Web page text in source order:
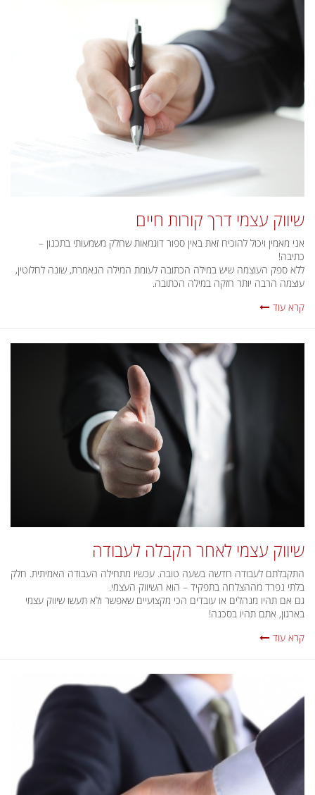
שיווק עצמי דרך קורות חיים
אני מאמין ויכול להוכיח זאת באין ספור דוגמאות שחלק משמעותי בתכנון –
כתיבה!
ללא ספק העוצמה שיש במילה הכתובה לעומת המילה הנאמרת, שונה לחלוטין,
עוצמה הרבה יותר חזקה במילה הכתובה.
קרא עוד
שיווק עצמי לאחר הקבלה לעבודה
התקבלתם לעבודה חדשה בשעה טובה. עכשיו מתחילה העבודה האמיתית. חלק
בלתי נפרד מההצלחה בתפקיד – הוא השיווק העצמי.
גם אם תהיו מנהלים או עובדים הכי מקצועיים שאפשר ולא תעשו שיווק עצמי
בארגון, אתם תהיו בסכנה!
קרא עוד